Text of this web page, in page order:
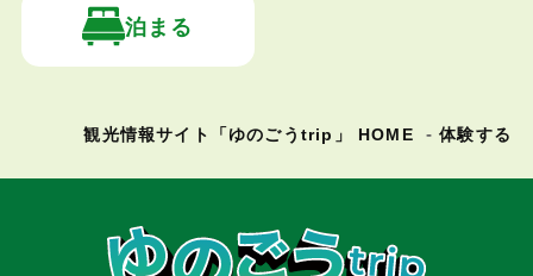
泊まる
観光情報サイト「ゆのごうtrip」 HOME 体験する